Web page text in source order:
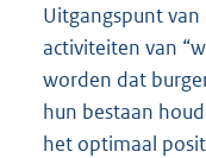
Uitgangspunt
activiteiten van
worden dat
hun bestaan
het optimaal